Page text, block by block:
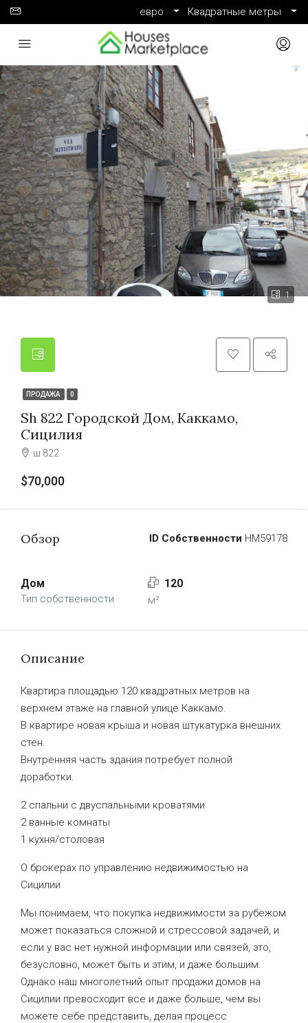
евро Квадратные метры
1
ПРОДАЖА 0
Sh 822 Городской Дом, Каккамо,
Сицилия
ш 822
$70,000
Обзор ID Собственности HM59178
Дом
Тип собственности
120
м²
Описание
Квартира площадью 120 квадратных метров на
верхнем этаже на главной улице Каккамо.
В квартире новая крыша и новая штукатурка внешних
стен.
Внутренняя часть здания потребует полной
доработки.
2 спальни с двуспальными кроватями
2 ванные комнаты
1 кухня/столовая
О брокерах по управлению недвижимостью на
Сицилии
Мы понимаем, что покупка недвижимости за рубежом
может показаться сложной и стрессовой задачей, и
если у вас нет нужной информации или связей, это,
безусловно, может быть и этим, и даже большим.
Однако наш многолетний опыт продажи домов на
Сицилии превосходит все и даже больше, чем вы
можете себе представить, делая процесс